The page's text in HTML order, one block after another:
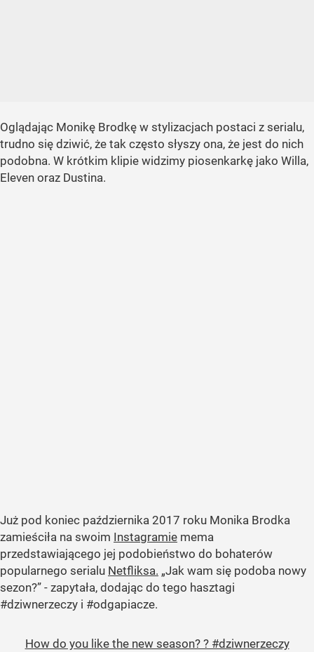
Oglądając Monikę Brodkę w stylizacjach postaci z serialu,
trudno się dziwić, że tak często słyszy ona, że jest do nich
podobna. W krótkim klipie widzimy piosenkarkę jako Willa,
Eleven oraz Dustina.
Już pod koniec października 2017 roku Monika Brodka
zamieściła na swoim Instagramie mema
przedstawiającego jej podobieństwo do bohaterów
popularnego serialu Netfliksa. „Jak wam się podoba nowy
sezon?” - zapytała, dodając do tego hasztagi
#dziwnerzeczy i #odgapiacze.
How do you like the new season? ? #dziwnerzeczy